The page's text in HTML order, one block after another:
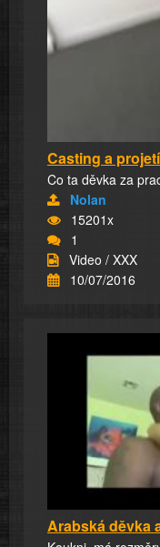
Casting a
Co ta děvka za
Nolan
15201x
1
Video / XXX
10/07/2016
Arabská děvka